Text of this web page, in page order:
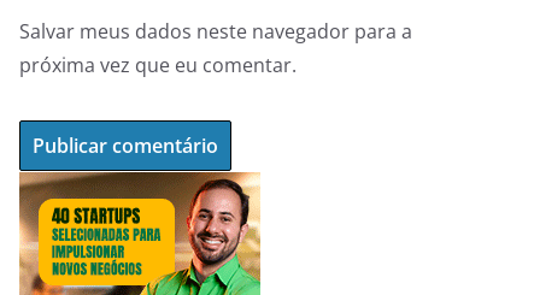
Salvar meus dados neste navegador para a
próxima vez que eu comentar.